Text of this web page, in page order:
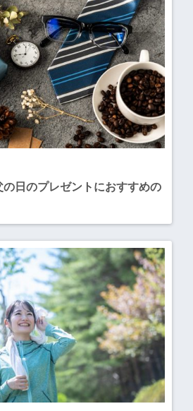
の日のプレゼントにおすすめの